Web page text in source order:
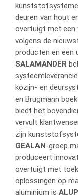
deuren van hout
overtuigt met een
volgens de
producten en een
SALAMANDER
kozijn- en
en Brügmann
biedt het
vervult
zijn
GEALAN-groep
produceert
overtuigt met
oplossingen op
aluminium is